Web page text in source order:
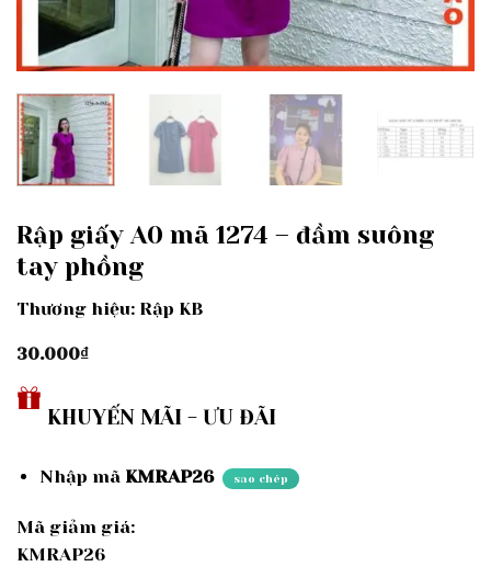
Rập giấy A0 mã 1274 – đầm suông
tay phồng
Thương hiệu: Rập KB
30.000₫
KHUYẾN MÃI - ƯU ĐÃI
Nhập mã KMRAP26 sao chép
Mã giảm giá:
KMRAP26